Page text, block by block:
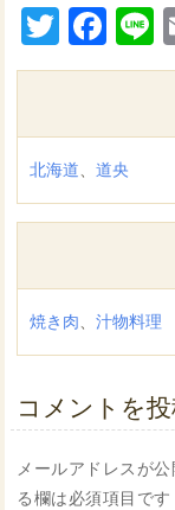
Twitter
北海道、道央
焼き肉、汁物料理
コメントを
メールアドレスが公
る欄は必須項目です